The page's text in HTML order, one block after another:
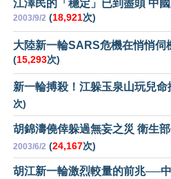
江澤民的「穩定」已到盡頭 中
2003/9/2 (18,921次)
大陸新一輪SARS危機在悄悄伺
(15,293次)
新一輪搏殺！江躲玉泉山玩兒命
次)
胡錦濤僥倖躲過無妄之災 衛生
2003/6/2 (24,167次)
胡江新一輪激烈較量的前兆──